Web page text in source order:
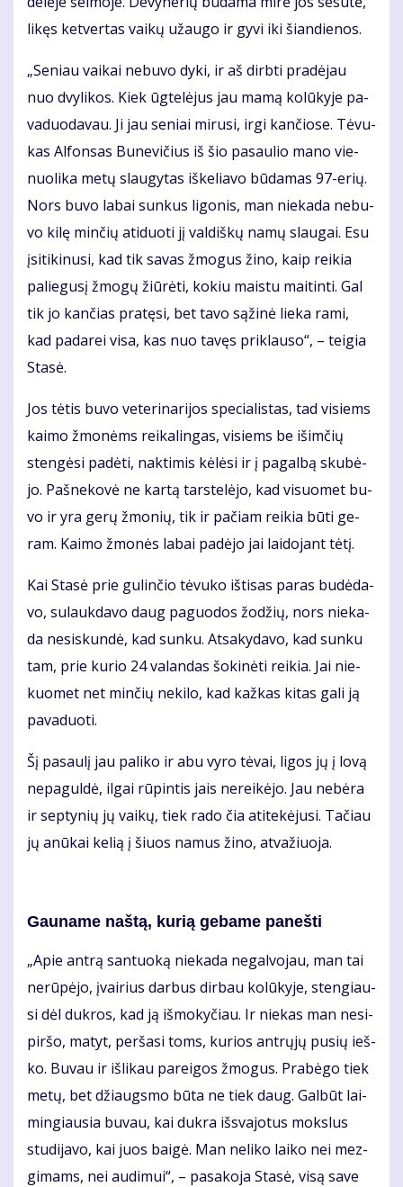
li­kęs ket­ver­tas vai­kų už­au­go ir gy­vi iki šian­die­nos.
„Se­niau vai­kai ne­bu­vo dy­ki, ir aš dirb­ti pra­dė­jau
nuo dvy­li­kos. Kiek ūg­te­lė­jus jau ma­mą ko­lū­ky­je pa­
va­duo­da­vau. Ji jau se­niai mi­ru­si, ir­gi kan­čio­se. Tė­vu­
kas Al­fon­sas Bu­ne­vi­čius iš šio pa­sau­lio ma­no vie­
nuo­li­ka me­tų slau­gy­tas iš­ke­lia­vo bū­da­mas 97-erių.
Nors bu­vo la­bai sun­kus li­go­nis, man nie­ka­da ne­bu­
vo ki­lę min­čių ati­duo­ti jį val­diš­kų na­mų slau­gai. Esu
įsi­ti­ki­nu­si, kad tik sa­vas žmo­gus ži­no, kaip rei­kia
pa­lie­gu­sį žmo­gų žiū­rė­ti, ko­kiu mais­tu mai­tin­ti. Gal
tik jo kan­čias pra­tę­si, bet ta­vo są­ži­nė lie­ka ra­mi,
kad pa­da­rei vi­sa, kas nuo ta­vęs pri­klau­so“, – tei­gia
Sta­sė.
Jos tė­tis bu­vo ve­te­ri­na­ri­jos spe­cia­lis­tas, tad vi­siems
kai­mo žmo­nėms rei­ka­lin­gas, vi­siems be iš­im­čių
sten­gė­si pa­dė­ti, nak­ti­mis kė­lė­si ir į pa­gal­bą sku­bė­
jo. Pa­šne­ko­vė ne kar­tą tars­te­lė­jo, kad vi­suo­met bu­
vo ir yra ge­rų žmo­nių, tik ir pa­čiam rei­kia bū­ti ge­
ram. Kai­mo žmo­nės la­bai pa­dė­jo jai lai­do­jant tė­tį.
Kai Sta­sė prie gu­lin­čio tė­vu­ko iš­ti­sas pa­ras bu­dė­da­
vo, su­lauk­da­vo daug pa­guo­dos žo­džių, nors nie­ka­
da ne­si­skun­dė, kad sun­ku. At­sa­ky­da­vo, kad sun­ku
tam, prie ku­rio 24 va­lan­das šo­ki­nė­ti rei­kia. Jai nie­
kuo­met net min­čių ne­ki­lo, kad kaž­kas ki­tas ga­li ją
pa­va­duo­ti.
Šį pa­sau­lį jau pa­li­ko ir abu vy­ro tė­vai, li­gos jų į lo­vą
ne­pa­gul­dė, il­gai rū­pin­tis jais ne­rei­kė­jo. Jau ne­bė­ra
ir sep­ty­nių jų vai­kų, tiek ra­do čia ati­te­kė­ju­si. Ta­čiau
jų anū­kai ke­lią į šiuos na­mus ži­no, at­va­žiuo­ja.
Gau­na­me naš­tą, ku­rią ge­ba­me pa­neš­ti
„Apie an­trą san­tuo­ką nie­ka­da ne­gal­vo­jau, man tai
ne­rū­pė­jo, įvai­rius dar­bus dir­bau ko­lū­ky­je, sten­giau­
si dėl duk­ros, kad ją iš­mo­ky­čiau. Ir nie­kas man ne­si­
pir­šo, ma­tyt, per­ša­si toms, ku­rios ant­rų­jų pu­sių ieš­
ko. Bu­vau ir iš­li­kau pa­rei­gos žmo­gus. Pra­bė­go tiek
me­tų, bet džiaugs­mo bū­ta ne tiek daug. Gal­būt lai­
min­giau­sia bu­vau, kai duk­ra iš­sva­jo­tus moks­lus
stu­di­ja­vo, kai juos bai­gė. Man ne­li­ko lai­ko nei mez­
gi­mams, nei au­di­mui“, – pa­sa­ko­ja Sta­sė, vi­są sa­ve